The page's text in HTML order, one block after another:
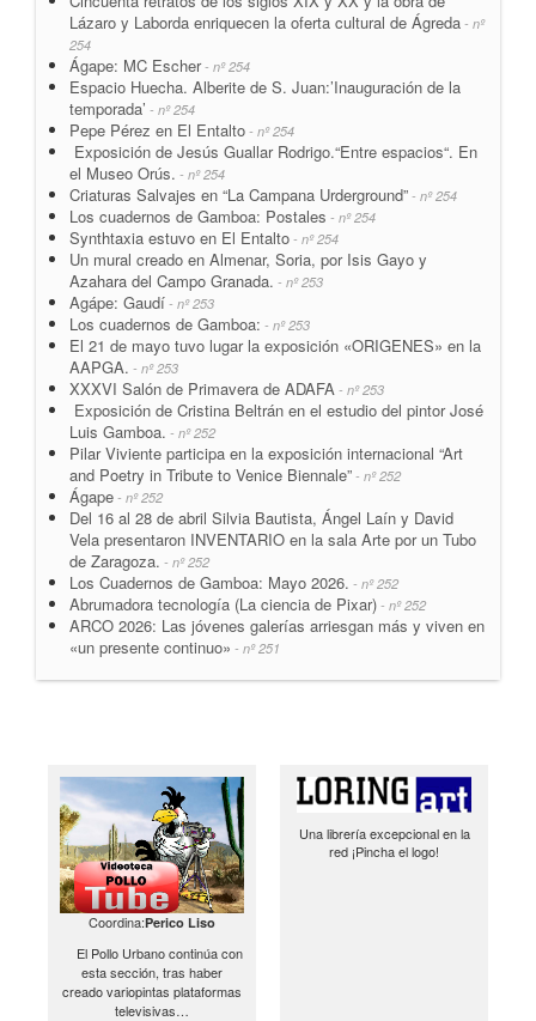
Lázaro y Laborda enriquecen la oferta cultural de Ágreda - nº
254
Ágape: MC Escher- nº 254
Espacio Huecha. Alberite de S. Juan:’Inauguración de la
temporada’ - nº 254
Pepe Pérez en El Entalto - nº 254
Exposición de Jesús Guallar Rodrigo.“Entre espacios“. En
el Museo Orús. - nº 254
Criaturas Salvajes en “La Campana Urderground” - nº 254
Los cuadernos de Gamboa: Postales - nº 254
Synthtaxia estuvo en El Entalto - nº 254
Un mural creado en Almenar, Soria, por Isis Gayo y
Azahara del Campo Granada. - nº 253
Agápe: Gaudí - nº 253
Los cuadernos de Gamboa: - nº 253
El 21 de mayo tuvo lugar la exposición «ORIGENES» en la
AAPGA. - nº 253
XXXVI Salón de Primavera de ADAFA - nº 253
Exposición de Cristina Beltrán en el estudio del pintor José
Luis Gamboa. - nº 252
Pilar Viviente participa en la exposición internacional “Art
and Poetry in Tribute to Venice Biennale” - nº 252
Ágape - nº 252
Del 16 al 28 de abril Silvia Bautista, Ángel Laín y David
Vela presentaron INVENTARIO en la sala Arte por un Tubo
de Zaragoza. - nº 252
Los Cuadernos de Gamboa: Mayo 2026. - nº 252
Abrumadora tecnología (La ciencia de Pixar) - nº 252
ARCO 2026: Las jóvenes galerías arriesgan más y viven en
«un presente continuo» - nº 251
Coordina:Perico Liso
El Pollo Urbano continúa con
esta sección, tras haber
creado variopintas plataformas
televisivas…
Una librería excepcional en la
red ¡Pincha el logo!